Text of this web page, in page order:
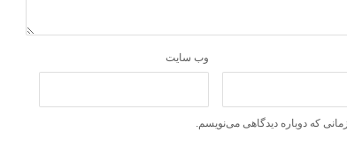
وب‌ سایت
که دوباره دیدگاهی می‌نویسم.